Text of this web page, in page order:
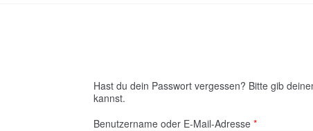
Hast du dein Passwort vergessen? Bitte gib
kannst.
Benutzername oder E-Mail-Adresse *Erforderlich